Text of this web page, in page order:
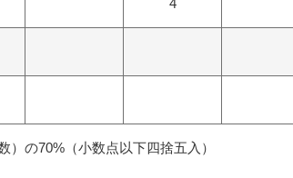
の70%（小数点以下四捨五入）